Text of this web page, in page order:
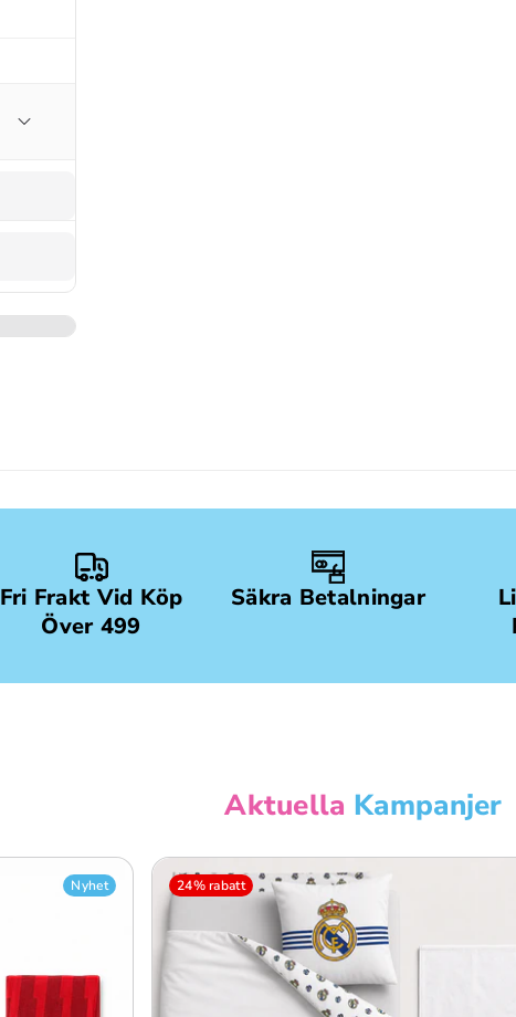
Fri Frakt Vid Köp
Över 499
Säkra Betalningar
Aktuella Kampanjer
Nyhet 24% rabatt